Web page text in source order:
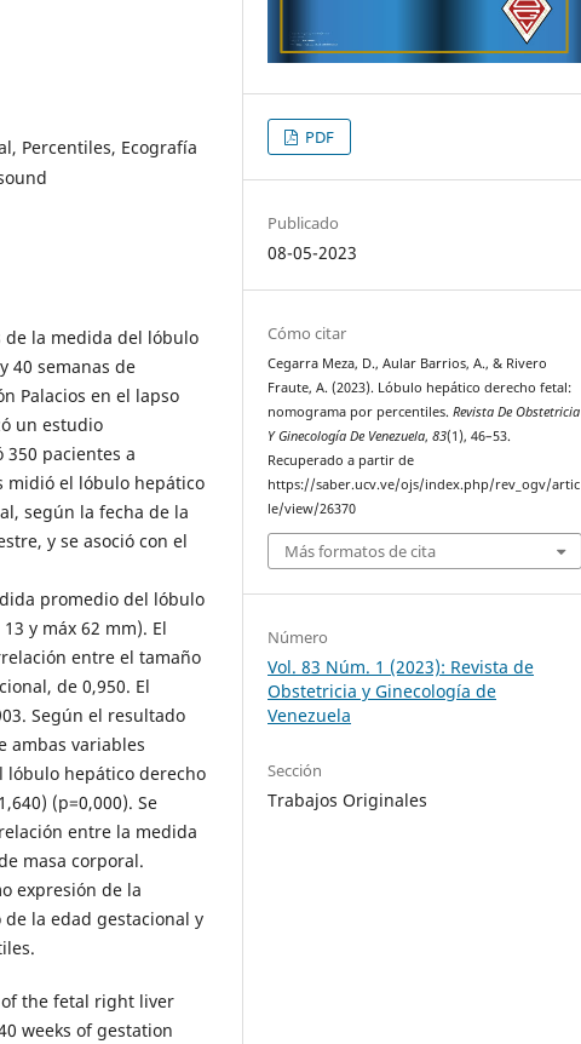
Percentiles, Ecografía
la medida del lóbulo
40 semanas de
Palacios en el lapso
un estudio
pacientes a
midió el lóbulo hepático
según la fecha de la
y se asoció con el
promedio del lóbulo
y máx 62 mm). El
entre el tamaño
de 0,950. El
Según el resultado
ambas variables
lóbulo hepático derecho
(p=0,000). Se
entre la medida
masa corporal.
expresión de la
la edad gestacional y
the fetal right liver
weeks of gestation
PDF
Publicado
08-05-2023
Cómo citar
Cegarra Meza, D., Aular Barrios, A., & Rivero
Fraute, A. (2023). Lóbulo hepático derecho fetal:
nomograma por percentiles.Revista De Obstetricia
Y Ginecología De Venezuela,83(1), 46–53.
Recuperado a partir de
https://saber.ucv.ve/ojs/index.php/rev_ogv/artic
le/view/26370
Más formatos de cita
Número
Vol. 83 Núm. 1 (2023): Revista de
Obstetricia y Ginecología de
Venezuela
Sección
Trabajos Originales